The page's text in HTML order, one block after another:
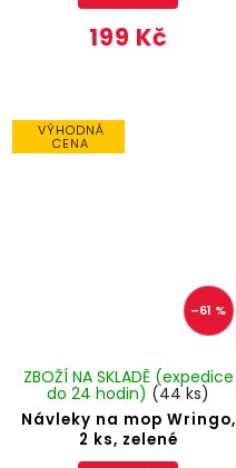
199 Kč
VÝHODNÁ
CENA
–61 %
Návleky na mop Wringo,
2 ks, zelené
ZBOŽÍ NA SKLADĚ (expedice
do 24 hodin) (44 ks)